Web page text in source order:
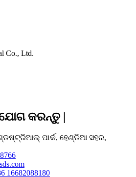
Co., Ltd.
କରନ୍ତୁ |
ପାର୍କ, ହେଣ୍ଡିଆ ସହର,
16682088180